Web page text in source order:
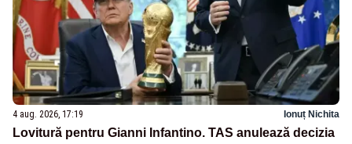
4 aug. 2026, 17:19 Ionuț Nichita
Lovitură pentru Gianni Infantino. TAS anulează decizia